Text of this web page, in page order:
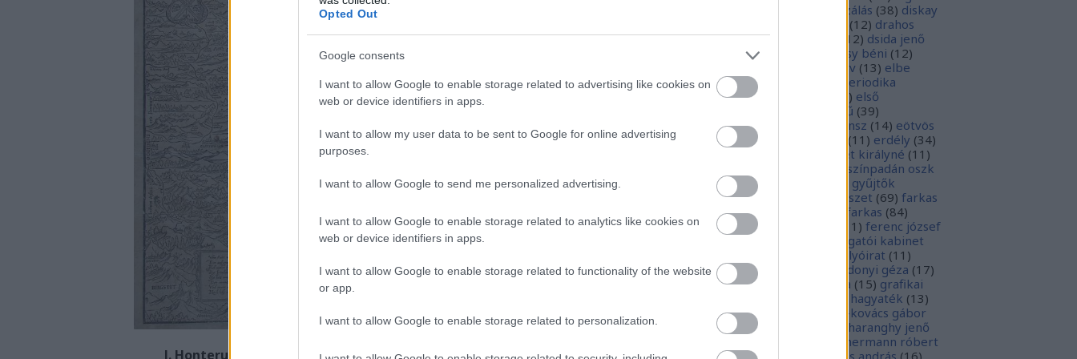
Opted Out
Google consents
I want to allow Google to enable storage related to advertising like cookies on
web or device identifiers in apps.
I want to allow my user data to be sent to Google for online advertising
purposes.
I want to allow Google to send me personalized advertising.
I want to allow Google to enable storage related to analytics like cookies on
web or device identifiers in apps.
I want to allow Google to enable storage related to functionality of the website
or app.
I want to allow Google to enable storage related to personalization.
J. Honterus: Chorographia Transylvaniae. Brassó. J. Honterus, 1546/49. – Régi
digitalizálás (38) diskay
(12) drahos
istván (20) drótos lászló 12) dsida jenő
dualizmus egressy béni (12)
ekönyv (13) elbe
istván
70
elektronikus periodika
archívum
) első
emlékmű (39)
emlékműrombolás
ensz (14) eötvös
józsef
16 (11 ) erdély (34)
erzsébet királyné (11 )
európa színpadán oszk
29) ex libris
ex libris gyűjtők
gyűjtemények
fametszet (69) farkas
ferenc (12 farkas gábor farkas (84)
fedák sári
11 ) ferenc józsef
főigazgatói kabinet
folyóirat (11 )
galambos ferenc
gárdonyi géza (17)
gondos gábor
grafika (15) grafikai
hagyaték (13)
halász gábor
hamvai-kovács gábor
64 hanvay hajnalka
haranghy jenő
hermann róbert
10) herman ottó hess andrás (16)